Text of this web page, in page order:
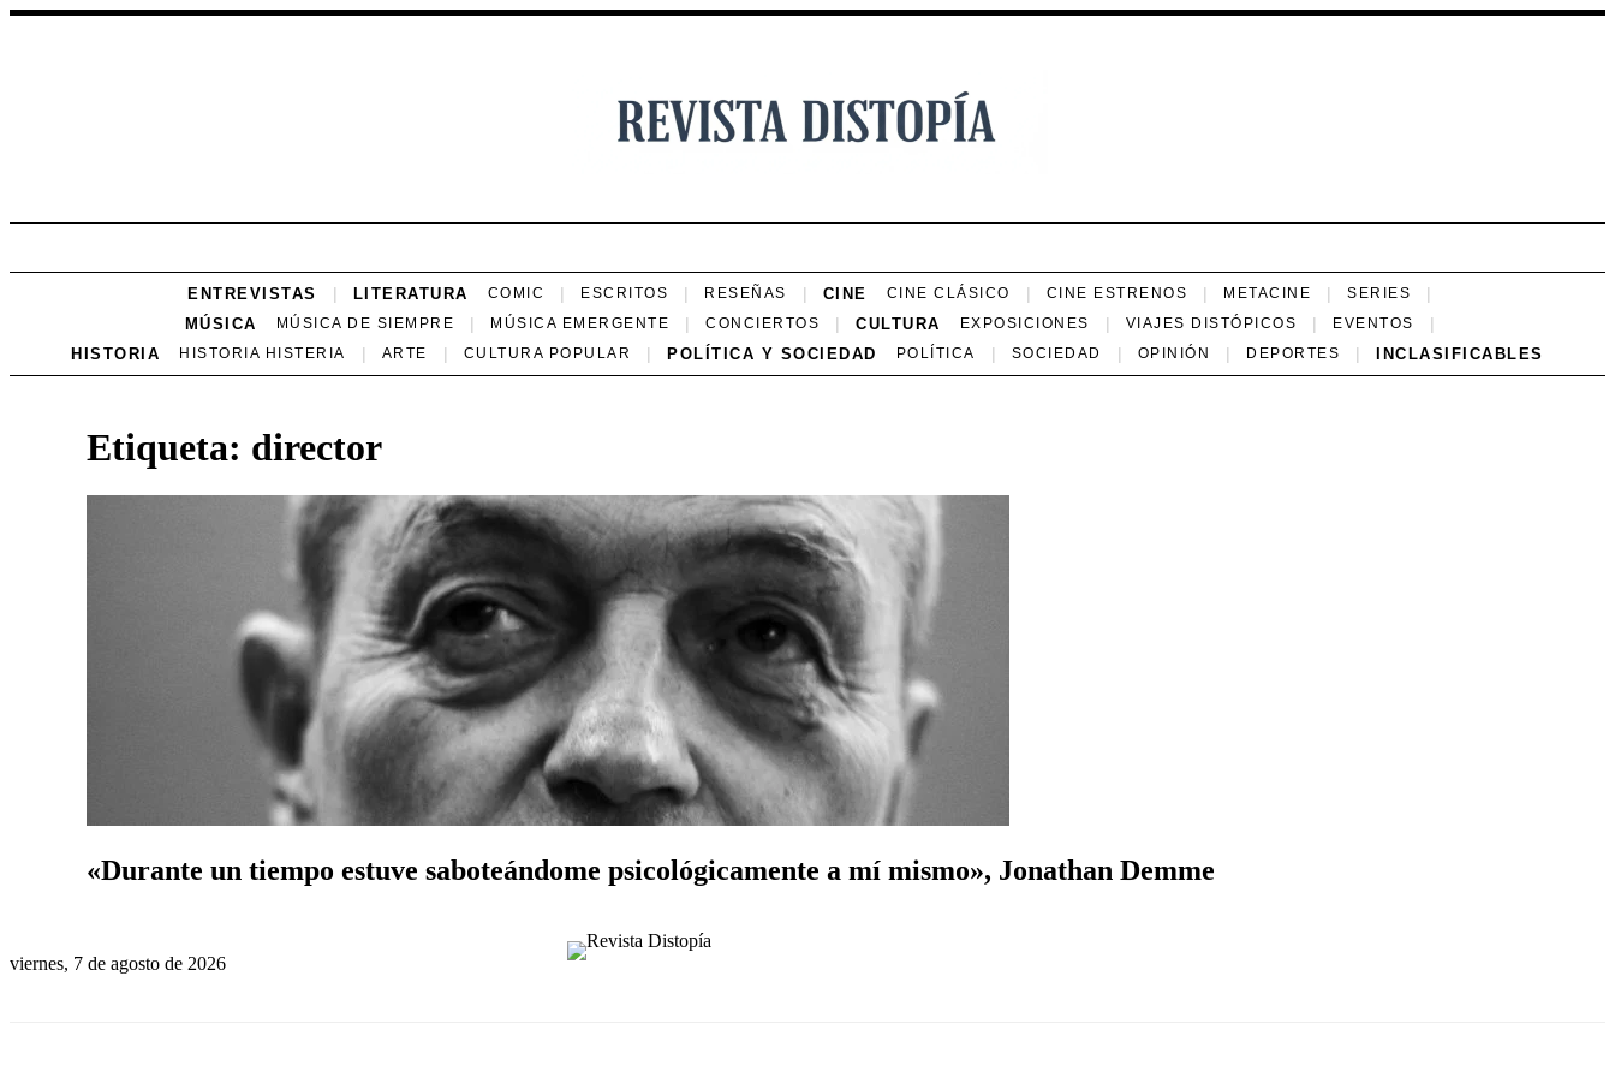
ENTREVISTAS LITERATURA COMIC ESCRITOS RESEÑAS CINE CINE CLÁSICO CINE ESTRENOS METACINE SERIES
MÚSICA MÚSICA DE SIEMPRE MÚSICA EMERGENTE CONCIERTOS CULTURA EXPOSICIONES VIAJES DISTÓPICOS EVENTOS
HISTORIA HISTORIA HISTERIA ARTE CULTURA POPULAR POLÍTICA Y SOCIEDAD POLÍTICA SOCIEDAD OPINIÓN DEPORTES INCLASIFICABLES
Etiqueta: director
«Durante un tiempo estuve saboteándome psicológicamente a mí mismo», Jonathan Demme
viernes, 7 de agosto de 2026